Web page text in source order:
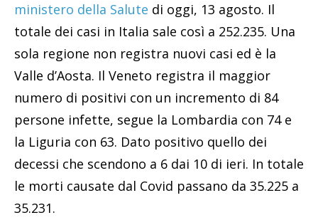
ministero della Salute di oggi, 13 agosto. Il
totale dei casi in Italia sale così a 252.235. Una
sola regione non registra nuovi casi ed è la
Valle d’Aosta. Il Veneto registra il maggior
numero di positivi con un incremento di 84
persone infette, segue la Lombardia con 74 e
la Liguria con 63. Dato positivo quello dei
decessi che scendono a 6 dai 10 di ieri. In totale
le morti causate dal Covid passano da 35.225 a
35.231.